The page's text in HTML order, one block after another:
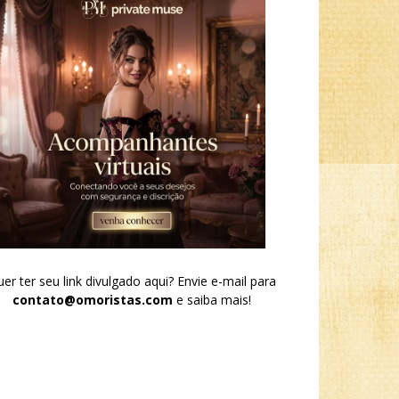
ter seu link divulgado aqui? Envie e-mail para
contato@omoristas.com e saiba mais!